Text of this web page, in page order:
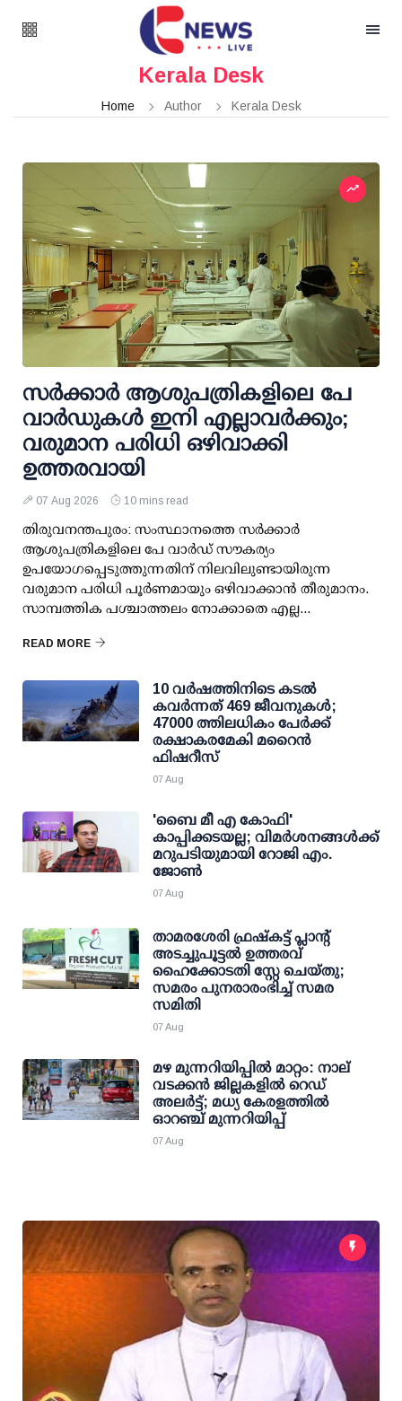
Kerala Desk
Home Author Kerala Desk
സര്‍ക്കാര്‍ ആശുപത്രികളിലെ പേ
വാര്‍ഡുകള്‍ ഇനി എല്ലാവര്‍ക്കും;
വരുമാന പരിധി ഒഴിവാക്കി
ഉത്തരവായി
07 Aug 2026 10 mins read
തിരുവനന്തപുരം: സംസ്ഥാനത്തെ സര്‍ക്കാര്‍
ആശുപത്രികളിലെ പേ വാര്‍ഡ് സൗകര്യം
ഉപയോഗപ്പെടുത്തുന്നതിന് നിലവിലുണ്ടായിരുന്ന
വരുമാന പരിധി പൂര്‍ണമായും ഒഴിവാക്കാന്‍ തീരുമാനം.
സാമ്പത്തിക പശ്ചാത്തലം നോക്കാതെ എല്ല...
READ MORE
10 വര്‍ഷത്തിനിടെ കടല്‍
കവര്‍ന്നത് 469 ജീവനുകള്‍;
47000 ത്തിലധികം പേര്‍ക്ക്
രക്ഷാകരമേകി മറൈന്‍
ഫിഷറീസ്
07 Aug
'ബൈ മീ എ കോഫി'
കാപ്പിക്കടയല്ല; വിമര്‍ശനങ്ങള്‍ക്ക്
മറുപടിയുമായി റോജി എം.
ജോണ്‍
07 Aug
താമരശേരി ഫ്രഷ്കട്ട് പ്ലാന്റ്
അടച്ചുപൂട്ടൽ ഉത്തരവ്
ഹൈക്കോടതി സ്റ്റേ ചെയ്തു;
സമരം പുനരാരംഭിച്ച് സമര
സമിതി
07 Aug
മഴ മുന്നറിയിപ്പില്‍ മാറ്റം: നാല്
വടക്കന്‍ ജില്ലകളില്‍ റെഡ്
അലര്‍ട്ട്; മധ്യ കേരളത്തില്‍
ഓറഞ്ച് മുന്നറിയിപ്പ്
07 Aug